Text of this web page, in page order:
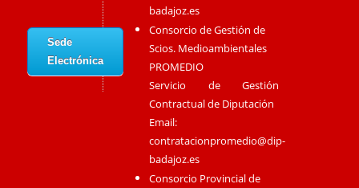
Sede
Electrónica
badajoz.es
Consorcio de Gestión de
Scios. Medioambientales
PROMEDIO
Servicio de Gestión
Contractual de Diputación
Email:
contratacionpromedio@dip-
badajoz.es
Consorcio Provincial de